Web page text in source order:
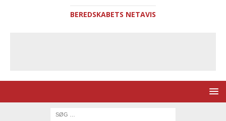
BEREDSKABETS NETAVIS